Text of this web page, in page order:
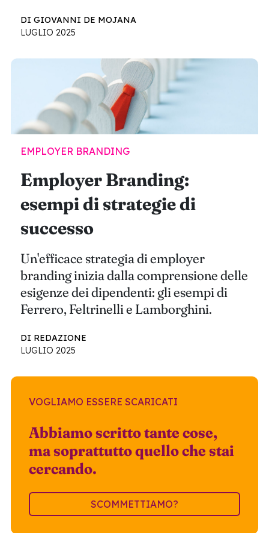
DI GIOVANNI DE MOJANA
LUGLIO 2025
EMPLOYER BRANDING
Employer Branding:
esempi di strategie di
successo
Un'efficace strategia di employer
branding inizia dalla comprensione delle
esigenze dei dipendenti: gli esempi di
Ferrero, Feltrinelli e Lamborghini.
DI REDAZIONE
LUGLIO 2025
VOGLIAMO ESSERE SCARICATI
Abbiamo scritto tante cose,
ma soprattutto quello che stai
cercando.
SCOMMETTIAMO?